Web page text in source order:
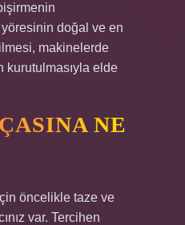
doğal ve en
makinelerde
kurutulmasıyla elde
NE
öncelikle taze ve
var. Tercihen